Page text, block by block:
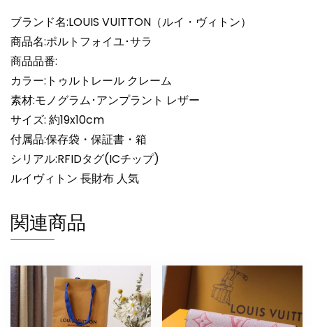
ス
ル
イ
ヴ
ィ
ト
ン
財
布
三
つ
り
人
個
ブランド名:LOUIS VUITTON（ルイ・ヴィトン）
商品名:ポルトフォイユ･サラ
商品品番:
カラー:トゥルトレール クレーム
素材:モノグラム･アンプラント レザー
サイズ: 約19x10cm
付属品:保存袋・保証書・箱
シリアル:RFIDタグ(ICチップ)
ルイヴィトン 長財布 人気
関連商品